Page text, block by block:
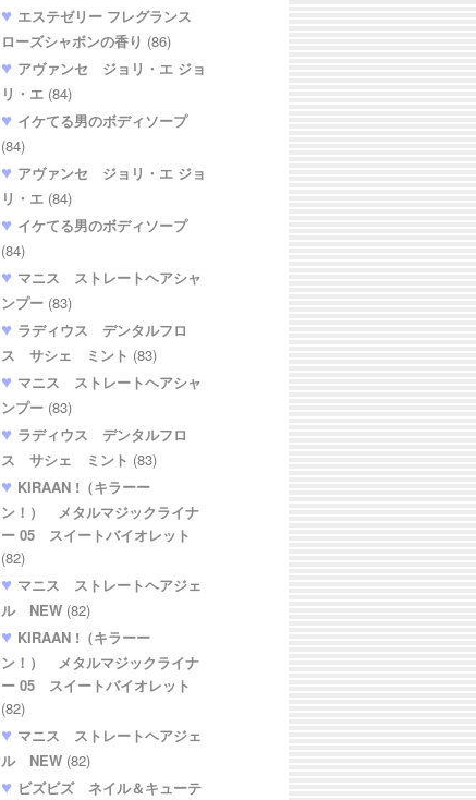
エステゼリー フレグランス
ローズシャボンの香り (86)
アヴァンセ ジョリ・エ ジョ
リ・エ (84)
イケてる男のボディソープ
(84)
アヴァンセ ジョリ・エ ジョ
リ・エ (84)
イケてる男のボディソープ
(84)
マニス ストレートヘアシャ
ンプー (83)
ラディウス デンタルフロ
ス サシェ ミント (83)
マニス ストレートヘアシャ
ンプー (83)
ラディウス デンタルフロ
ス サシェ ミント (83)
KIRAAN !（キラーー
ン！） メタルマジックライナ
ー 05 スイートバイオレット
(82)
マニス ストレートヘアジェ
ル NEW (82)
KIRAAN !（キラーー
ン！） メタルマジックライナ
ー 05 スイートバイオレット
(82)
マニス ストレートヘアジェ
ル NEW (82)
ビズビズ ネイル＆キューテ